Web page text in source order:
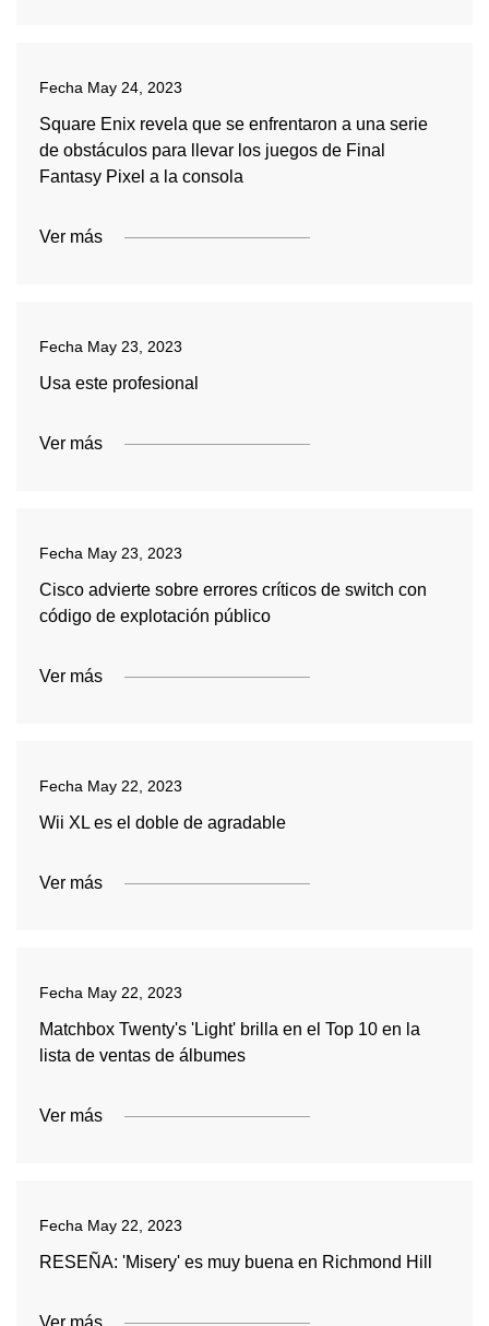
Fecha May 24, 2023
Square Enix revela que se enfrentaron a una serie
de obstáculos para llevar los juegos de Final
Fantasy Pixel a la consola
Ver más
Fecha May 23, 2023
Usa este profesional
Ver más
Fecha May 23, 2023
Cisco advierte sobre errores críticos de switch con
código de explotación público
Ver más
Fecha May 22, 2023
Wii XL es el doble de agradable
Ver más
Fecha May 22, 2023
Matchbox Twenty's 'Light' brilla en el Top 10 en la
lista de ventas de álbumes
Ver más
Fecha May 22, 2023
RESEÑA: 'Misery' es muy buena en Richmond Hill
Ver más